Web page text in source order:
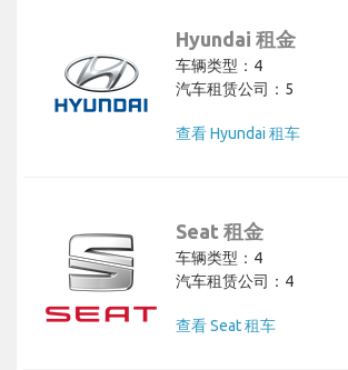
Hyundai 租金
车辆类型：4
汽车租赁公司：5
查看 Hyundai 租车
Seat 租金
车辆类型：4
汽车租赁公司：4
查看 Seat 租车